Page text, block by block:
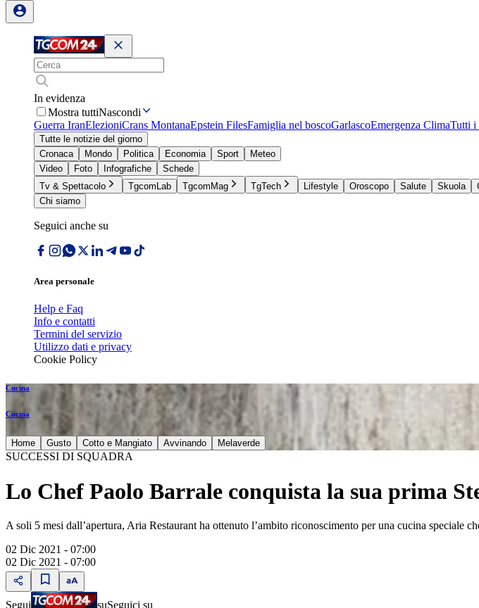
In evidenza
Mostra tuttiNascondi
Guerra IranElezioniCrans MontanaEpstein FilesFamiglia nel boscoGarlascoEmergenza ClimaTutti i
Tutte le notizie del giorno
Cronaca
Mondo Politica Economia Sport
Meteo
Video
Foto Infografiche
Schede
Tv & Spettacolo
TgcomLab TgcomMag TgTech Lifestyle Oroscopo Salute Skuola
Chi siamo
Seguici anche su
Area personale
Help e Faq
Info e contatti
Termini del servizio
Utilizzo dati e privacy
Cookie Policy
Cucina
Cucina
Home Gusto Cotto e Mangiato Avvinando Melaverde
SUCCESSI DI SQUADRA
Lo Chef Paolo Barrale conquista la sua prima
A soli 5 mesi dall’apertura, Aria Restaurant ha ottenuto l’ambito riconoscimento per una cucina speciale
02 Dic 2021 - 07:00
02 Dic 2021 - 07:00
Segui suSeguici su